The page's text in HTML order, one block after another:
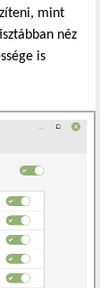
mint
néz
is